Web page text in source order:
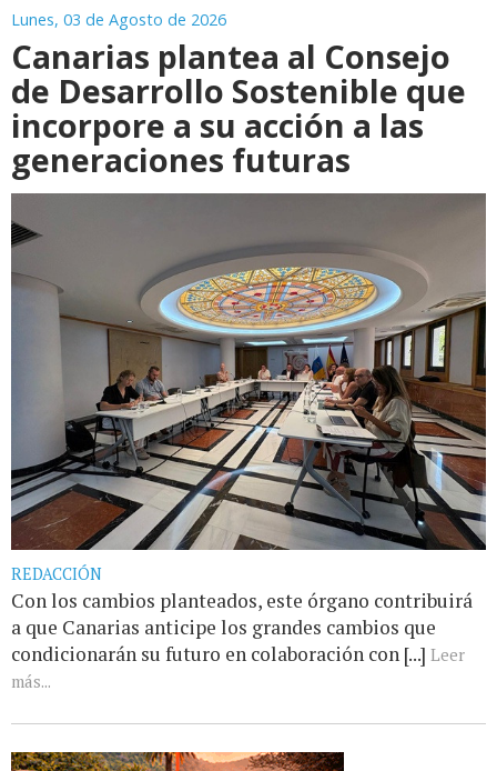
Lunes, 03 de Agosto de 2026
Canarias plantea al Consejo
de Desarrollo Sostenible que
incorpore a su acción a las
generaciones futuras
REDACCIÓN
Con los cambios planteados, este órgano contribuirá
a que Canarias anticipe los grandes cambios que
condicionarán su futuro en colaboración con [...] Leer
más...